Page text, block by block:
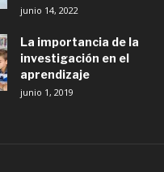
junio 14, 2022
La importancia de la
investigación en el
aprendizaje
junio 1, 2019